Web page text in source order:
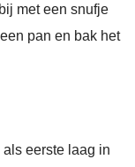
met een snufje
pan en bak het
eerste laag in